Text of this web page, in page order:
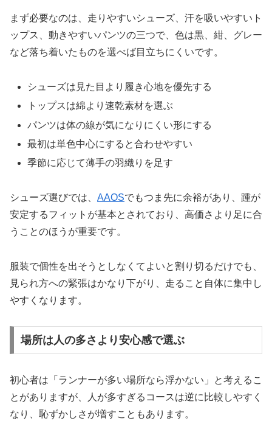
まず必要なのは、走りやすいシューズ、汗を吸いやすいト
ップス、動きやすいパンツの三つで、色は黒、紺、グレー
など落ち着いたものを選べば目立ちにくいです。
シューズは見た目より履き心地を優先する
トップスは綿より速乾素材を選ぶ
パンツは体の線が気になりにくい形にする
最初は単色中心にすると合わせやすい
季節に応じて薄手の羽織りを足す
シューズ選びでは、 AAOSでもつま先に余裕があり、踵が
安定するフィットが基本とされており、高価さより足に合
うことのほうが重要です。
服装で個性を出そうとしなくてよいと割り切るだけでも、
見られ方への緊張はかなり下がり、走ること自体に集中し
やすくなります。
場所は人の多さより安心感で選ぶ
初心者は「ランナーが多い場所なら浮かない」と考えるこ
とがありますが、人が多すぎるコースは逆に比較しやすく
なり、恥ずかしさが増すこともあります。